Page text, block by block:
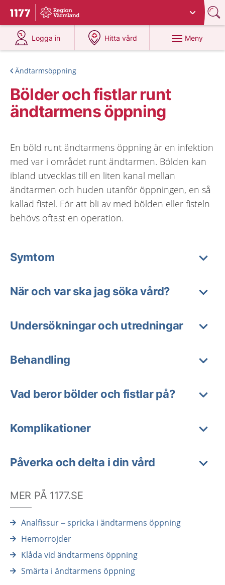
Till startsidan för 1177
Du har valt region
Logga in
på 1177.se
Hitta vård
på 1177.se
Meny
Ändtarmsöppning
Bölder och fistlar runt
ändtarmens öppning
En böld runt ändtarmens öppning är en infektion
med var i området runt ändtarmen. Bölden kan
ibland utvecklas till en liten kanal mellan
ändtarmen och huden utanför öppningen, en så
kallad fistel. För att bli av med bölden eller fisteln
behövs oftast en operation.
Symtom
När och var ska jag söka vård?
Undersökningar och utredningar
Behandling
Vad beror bölder och fistlar på?
Komplikationer
Påverka och delta i din vård
MER PÅ 1177.SE
Analfissur – spricka i ändtarmens öppning
Hemorrojder
Klåda vid ändtarmens öppning
Smärta i ändtarmens öppning